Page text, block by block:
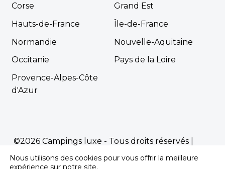
Corse
Grand Est
Hauts-de-France
Île-de-France
Normandie
Nouvelle-Aquitaine
Occitanie
Pays de la Loire
Provence-Alpes-Côte
d'Azur
©2026 Campings luxe - Tous droits réservés |
Nous utilisons des cookies pour vous offrir la meilleure
expérience sur notre site.